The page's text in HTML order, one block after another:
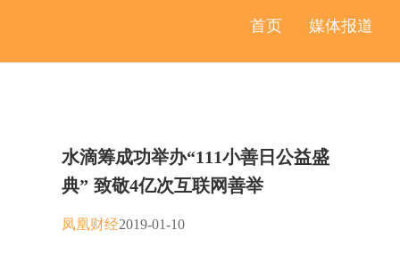
媒体报道
首页
水滴筹成功举办“111小善日公益盛
典” 致敬4亿次互联网善举
凤凰财经2019-01-10